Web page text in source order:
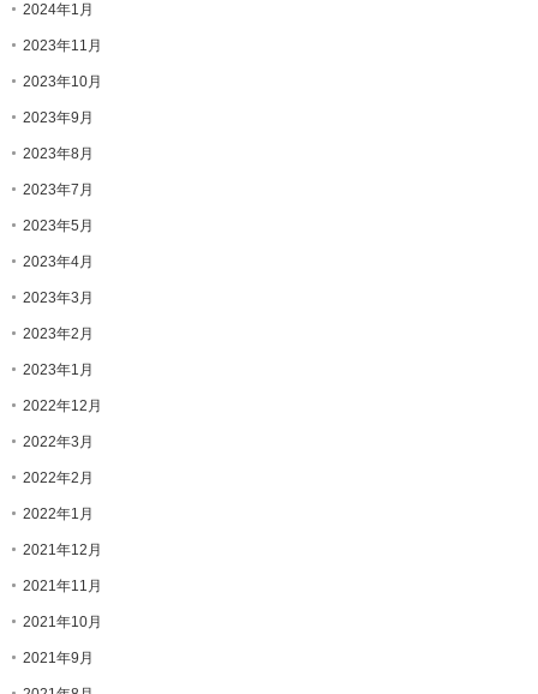
2024年1月
2023年11月
2023年10月
2023年9月
2023年8月
2023年7月
2023年5月
2023年4月
2023年3月
2023年2月
2023年1月
2022年12月
2022年3月
2022年2月
2022年1月
2021年12月
2021年11月
2021年10月
2021年9月